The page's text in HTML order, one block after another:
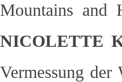
Mountains and
NICOLETTE
Vermessung